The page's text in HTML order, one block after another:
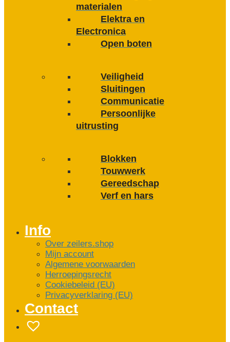
materialen
Elektra en
Electronica
Open boten
Veiligheid
Sluitingen
Communicatie
Persoonlijke
uitrusting
Blokken
Touwwerk
Gereedschap
Verf en hars
Info
Over zeilers.shop
Mijn account
Algemene voorwaarden
Herroepingsrecht
Cookiebeleid (EU)
Privacyverklaring (EU)
Contact